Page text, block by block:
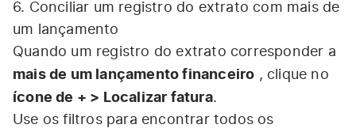
6. Conciliar um registro do extrato com mais de
um lançamento
Quando um registro do extrato corresponder a
mais de um lançamento financeiro , clique no
ícone de + > Localizar fatura.
Use os filtros para encontrar todos os